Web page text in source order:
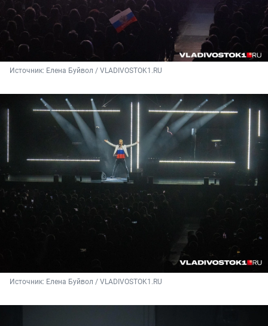
Источник: Елена Буйвол / VLADIVOSTOK1.RU
Источник: Елена Буйвол / VLADIVOSTOK1.RU